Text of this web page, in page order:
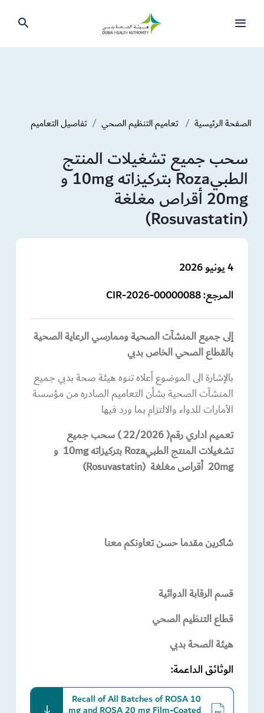
الصفحة الرئيسية تعاميم التنظيم الصحي تفاصيل التعاميم
سحب جميع تشغيلات المنتج
الطبيRoza بتركيزاته 10mg و
20mg أقراص مغلغة
(Rosuvastatin)
4 يونيو 2026
المرجع:CIR-2026-00000088
إلى جميع المنشآت الصحية وممارسي الرعاية الصحية
بالقطاع الصحي الخاص بدبي
بالإشارة الى الموضوع أعلاه تنوه هيئة صحة بدبي جميع
المنشآت الصحية بشأن التعاميم الصادره من مؤسسة
الأمارات للدواء والالتزام بما ورد فيها
تعميم اداري رقم( 22/2026 )
سحب جميع
تشغيلات المنتج الطبيRozaبتركيزاته10mg و
20mg أقراص مغلغة (Rosuvastatin)
شاكرين مقدما حسن تعاونكم معنا
قسم الرقابة الدوائية
قطاع التنظيم الصحي
هيئة الصحة بدبي
الوثائق الداعمة:
Recall of All Batches of ROSA 10
download